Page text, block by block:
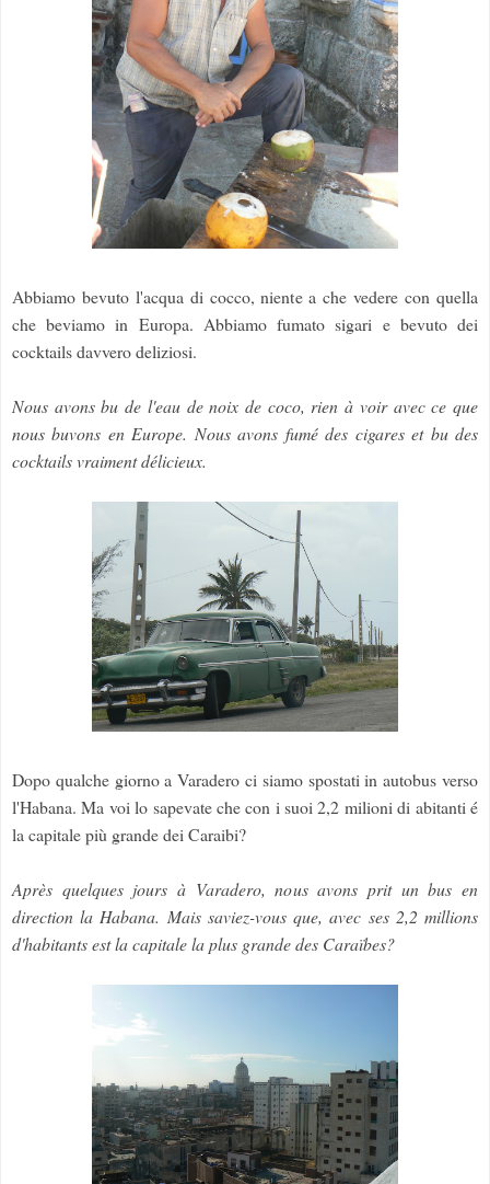
Abbiamo bevuto l'acqua di cocco, niente a che vedere con quella
che beviamo in Europa. Abbiamo fumato sigari e bevuto dei
cocktails davvero deliziosi.
Nous avons bu de l'eau de noix de coco, rien à voir avec ce que
nous buvons en Europe. Nous avons fumé des cigares et bu des
cocktails vraiment délicieux.
Dopo qualche giorno a Varadero ci siamo spostati in autobus verso
l'Habana. Ma voi lo sapevate che con i suoi 2,2 milioni di abitanti é
la capitale più grande dei Caraibi?
Après quelques jours à Varadero, nous avons prit un bus en
direction la Habana. Mais saviez-vous que, avec ses 2,2 millions
d'habitants est la capitale la plus grande des Caraïbes?